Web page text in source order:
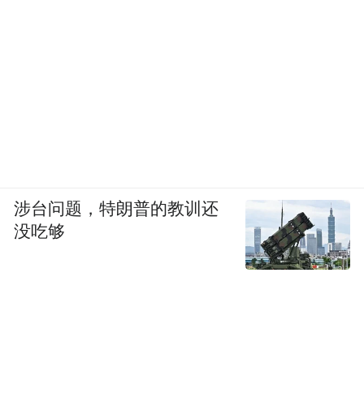
涉台问题，特朗普的教训还
没吃够